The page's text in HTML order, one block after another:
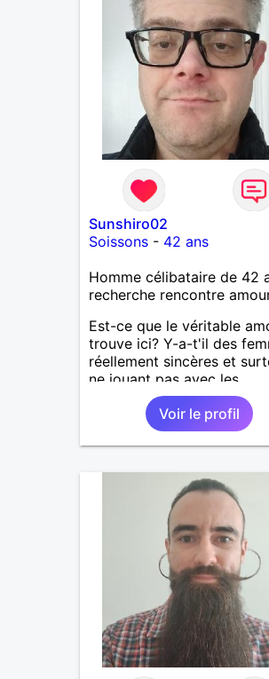
Sunshiro02
Soissons- 42 ans
Homme célibataire de 42
recherche rencontre
Est-ce que le véritable
trouve ici? Y-a-t'il des
réellement sincères et
ne jouant pas avec les
sentiments des hommes?
un homme protecteur et
bienveillant, je veux
d'y croire et pouvoir enfin
désir temps. Faux profil,
profiteuse et autres
passer votre chemin, vous
m'intéressez pas du tout!
Voir le profil